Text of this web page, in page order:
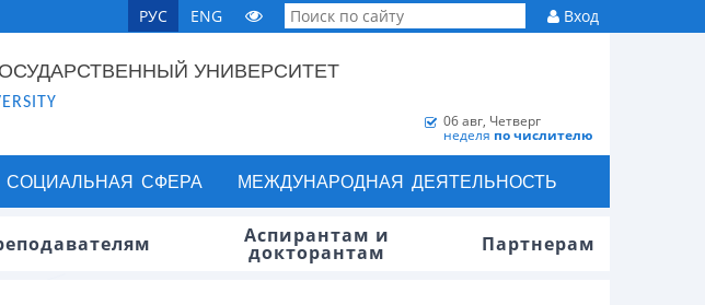
РУС ENG Вход
УНИВЕРСИТЕТ
06 авг, Четверг
неделя по числителю
СОЦИАЛЬНАЯ СФЕРА МЕЖДУНАРОДНАЯ ДЕЯТЕЛЬНОСТЬ
Аспирантам и
докторантам Партнерам